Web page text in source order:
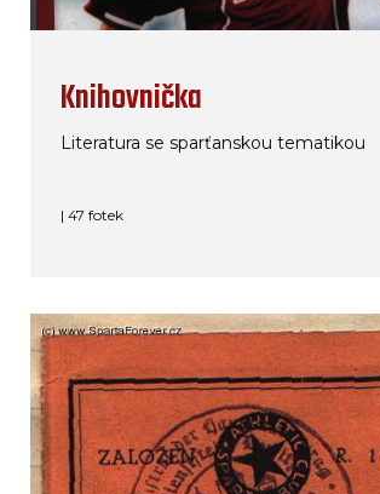
Knihovnička
Literatura se sparťanskou tematikou
| 47 fotek